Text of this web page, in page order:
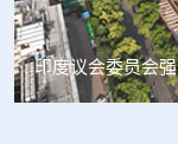
中核辐智正式设